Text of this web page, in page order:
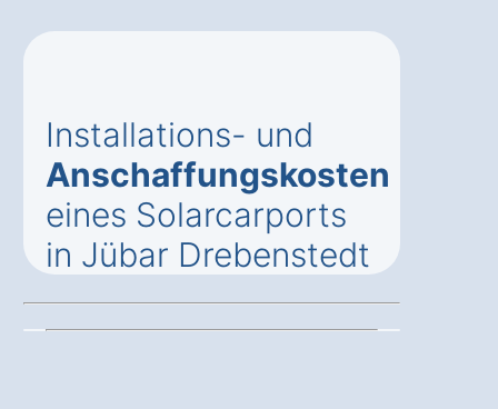
Installations- und
Anschaffungskosten
eines Solarcarports
in Jübar Drebenstedt